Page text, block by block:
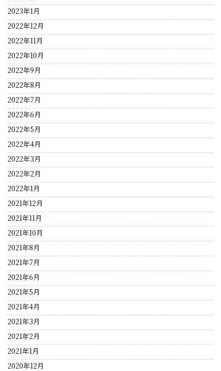
2023年1月
2022年12月
2022年11月
2022年10月
2022年9月
2022年8月
2022年7月
2022年6月
2022年5月
2022年4月
2022年3月
2022年2月
2022年1月
2021年12月
2021年11月
2021年10月
2021年8月
2021年7月
2021年6月
2021年5月
2021年4月
2021年3月
2021年2月
2021年1月
2020年12月